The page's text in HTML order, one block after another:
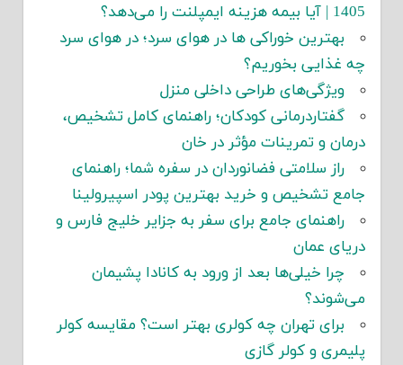
1405 | آیا بیمه هزینه ایمپلنت را می‌دهد؟
بهترین خوراکی ها در هوای سرد؛ در هوای سرد
چه غذایی بخوریم؟
ویژگی‌های طراحی داخلی منزل
گفتاردرمانی کودکان؛ راهنمای کامل تشخیص،
درمان و تمرینات مؤثر در خان
راز سلامتی فضانوردان در سفره شما؛ راهنمای
جامع تشخیص و خرید بهترین پودر اسپیرولینا
راهنمای جامع برای سفر به جزایر خلیج فارس و
دریای عمان
چرا خیلی‌ها بعد از ورود به کانادا پشیمان
می‌شوند؟
برای تهران چه کولری بهتر است؟ مقایسه کولر
پلیمری و کولر گازی